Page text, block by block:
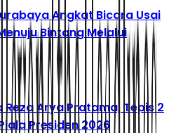
Angkat Bicara Usai
Bintang Melalui
Arya Pratama, Tepis 2
Presiden 2026